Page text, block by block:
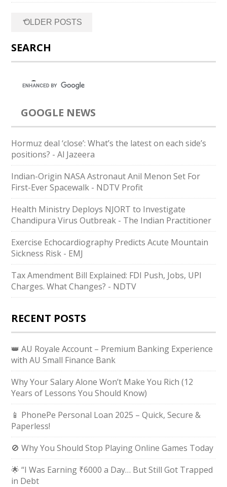
navigation
←
OLDER POSTS
SEARCH
GOOGLE NEWS
Hormuz deal ‘close’: What’s the latest on each side’s
positions? - Al Jazeera
Indian-Origin NASA Astronaut Anil Menon Set For
First-Ever Spacewalk - NDTV Profit
Health Ministry Deploys NJORT to Investigate
Chandipura Virus Outbreak - The Indian Practitioner
Exercise Echocardiography Predicts Acute Mountain
Sickness Risk - EMJ
Tax Amendment Bill Explained: FDI Push, Jobs, UPI
Charges. What Changes? - NDTV
RECENT POSTS
👑 AU Royale Account – Premium Banking Experience
with AU Small Finance Bank
Why Your Salary Alone Won’t Make You Rich (12
Years of Lessons You Should Know)
📱 PhonePe Personal Loan 2025 – Quick, Secure &
Paperless!
🚫 Why You Should Stop Playing Online Games Today
🌟 “I Was Earning ₹6000 a Day… But Still Got Trapped
in Debt